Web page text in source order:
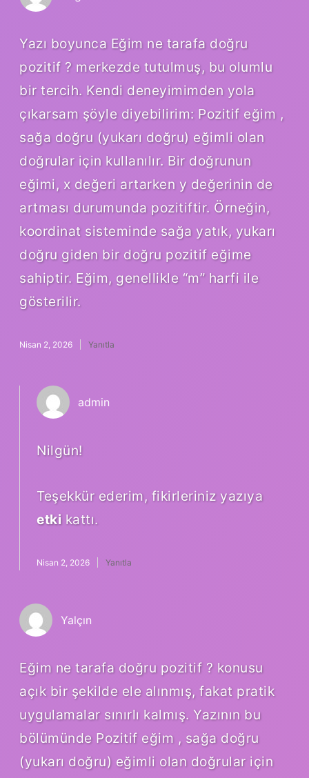
Yazı boyunca Eğim ne tarafa doğru
pozitif ? merkezde tutulmuş, bu olumlu
bir tercih. Kendi deneyimimden yola
çıkarsam şöyle diyebilirim: Pozitif eğim ,
sağa doğru (yukarı doğru) eğimli olan
doğrular için kullanılır. Bir doğrunun
eğimi, x değeri artarken y değerinin de
artması durumunda pozitiftir. Örneğin,
koordinat sisteminde sağa yatık, yukarı
doğru giden bir doğru pozitif eğime
sahiptir. Eğim, genellikle “m” harfi ile
gösterilir.
Nisan 2, 2026 Yanıtla
admin
Nilgün!
Teşekkür ederim, fikirleriniz yazıya
etkikattı.
Nisan 2, 2026 Yanıtla
Yalçın
Eğim ne tarafa doğru pozitif ? konusu
açık bir şekilde ele alınmış, fakat pratik
uygulamalar sınırlı kalmış. Yazının bu
bölümünde Pozitif eğim , sağa doğru
(yukarı doğru) eğimli olan doğrular için